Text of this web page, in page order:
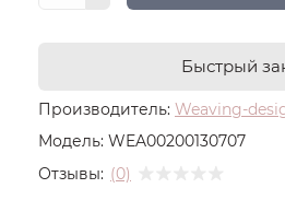
Производитель: Weaving-
Модель: WEA00200130707
Отзывы: (0)
Быстрый